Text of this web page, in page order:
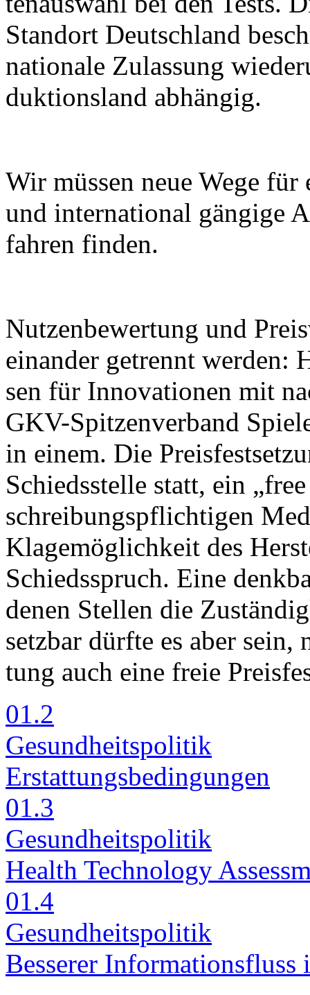
Stand­ort Deutsch­land
na­tio­na­le Zu­las­sung
duk­ti­ons­land ab­hän­gig.
Wir müs­sen neue We­ge für
und in­ter­na­tio­nal gän­gi­ge
fah­ren fin­den.
Nut­zen­be­wer­tung und
ein­an­der ge­trennt wer­den:
sen für In­no­va­tio­nen mit
GKV-Spit­zen­ver­band
in ei­nem. Die
Schieds­stel­le statt, ein
schrei­bungs­pflich­ti­gen
Kla­ge­mög­lich­keit des
Schieds­spruch. Ei­ne
de­nen Stel­len die
setz­bar dürf­te es aber
tung auch ei­ne freie
01.2
Ge­sund­heits­po­li­tik
Er­stat­tungs­be­din­gun­gen
01.3
Ge­sund­heits­po­li­tik
Health Tech­no­lo­gy
01.4
Ge­sund­heits­po­li­tik
Bes­se­rer In­for­ma­ti­ons­fluss